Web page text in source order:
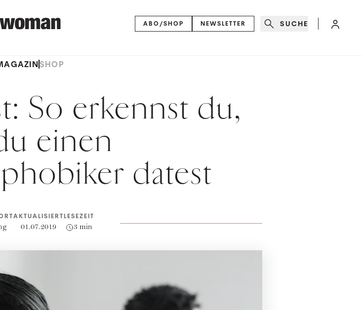
ABO/SHOP NEWSLETTER SUCHE
SHOP
So erkennst du,
einen
datest
AKTUALISIERT
01.07.2019
LESEZEIT
3 min